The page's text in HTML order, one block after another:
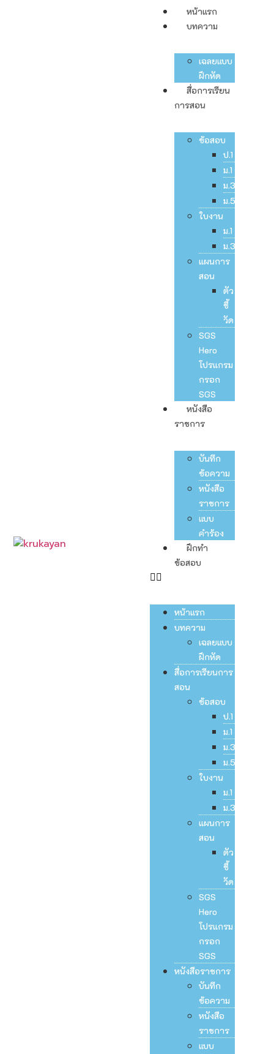
หน้าแรก
บทความ
เฉลยแบบ
ฝึกหัด
สื่อการเรียน
การสอน
ข้อสอบ
ป.1
ม.1
ม.3
ม.5
ใบงาน
ม.1
ม.3
แผนการ
สอน
ตัว
ชี้
วัด
SGS
Hero
โปรแกรม
กรอก
SGS
หนังสือ
ราชการ
บันทึก
ข้อความ
หนังสือ
ราชการ
แบบ
คำร้อง
ฝึกทำ
ข้อสอบ
หน้าแรก
บทความ
เฉลยแบบ
ฝึกหัด
สื่อการเรียนการ
สอน
ข้อสอบ
ป.1
ม.1
ม.3
ม.5
ใบงาน
ม.1
ม.3
แผนการ
สอน
ตัว
ชี้
วัด
SGS
Hero
โปรแกรม
กรอก
SGS
หนังสือราชการ
บันทึก
ข้อความ
หนังสือ
ราชการ
แบบ